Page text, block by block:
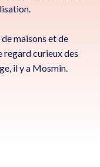
maisons et de
regard curieux des
il y a Mosmin.